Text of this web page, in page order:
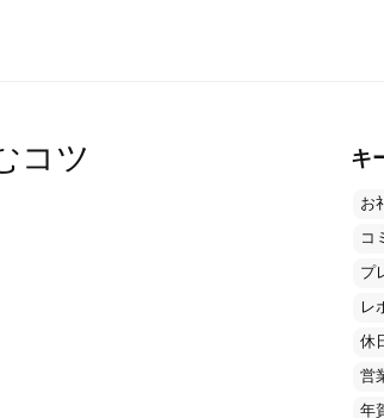
コツ キ
お
コ
プ
レ
休
営
年